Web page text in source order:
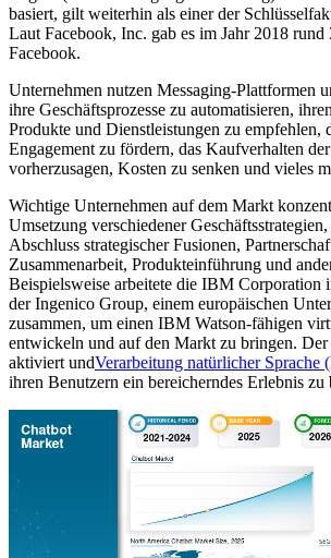
basiert, gilt weiterhin als einer der
Laut Facebook, Inc. gab es im Jahr 2018
Facebook.
Unternehmen nutzen Messaging-Plattformen
ihre Geschäftsprozesse zu automatisieren,
Produkte und Dienstleistungen zu empfehlen,
Engagement zu fördern, das Kaufverhalten
vorherzusagen, Kosten zu senken und vieles
Wichtige Unternehmen auf dem Markt
Umsetzung verschiedener
Abschluss strategischer Fusionen,
Zusammenarbeit, Produkteinführung und
Beispielsweise arbeitete die IBM Corporation
der Ingenico Group, einem europäischen
zusammen, um einen IBM Watson-fähigen
entwickeln und auf den Markt zu bringen.
aktiviert undVerarbeitung natürlicher Sprache
ihren Benutzern ein bereicherndes Erlebnis zu